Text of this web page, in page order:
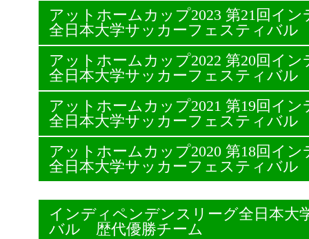
アットホームカップ2023 第21回イ
全日本大学サッカーフェスティバル
アットホームカップ2022 第20回イ
全日本大学サッカーフェスティバル
アットホームカップ2021 第19回イ
全日本大学サッカーフェスティバル
アットホームカップ2020 第18回イ
全日本大学サッカーフェスティバル
インディペンデンスリーグ全日本大
バル 歴代優勝チーム